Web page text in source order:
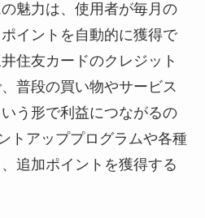
魅力は、使用者が毎月の
イントを自動的に獲得で
住友カードのクレジット
普段の買い物やサービス
う形で利益につながるの
トアッププログラムや各種
追加ポイントを獲得する